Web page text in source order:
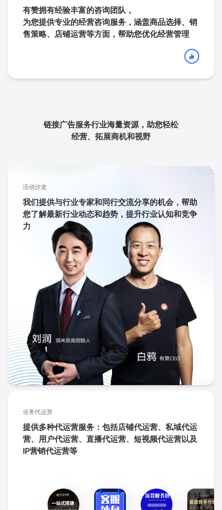
有赞拥有经验丰富的咨询团队，
为您提供专业的经营咨询服务， 涵盖商品选择、销
售策略、店铺运营等方面，帮助您优化经营管理
链接广告服务行业海量资源，助您轻松
经营、拓展商机和视野
活动沙龙
我们提供与行业专家和同行交流分享的机会，帮助
您了解最新行业动态和趋势，提升行业认知和竞争
力
业务代运营
提供多种代运营服务：包括店铺代运营、私域代运
营、用户代运营、直播代运营、短视频代运营以及
IP营销代运营等